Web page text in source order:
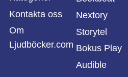
Kontakta oss
Om
Ljudböcker.com
Nextory
Storytel
Bokus Play
Audible